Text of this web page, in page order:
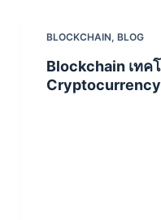
BLOCKCHAIN, BLOG
Blockchain เทค
Cryptocurrency